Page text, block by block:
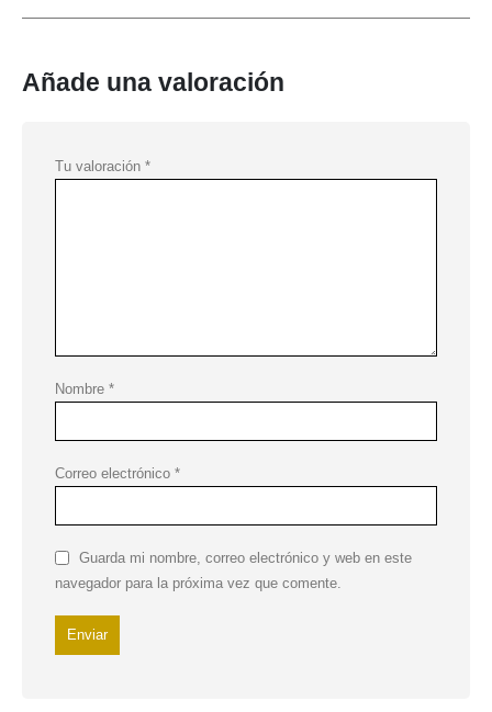
Añade una valoración
Tu valoración *
Nombre *
Correo electrónico *
Guarda mi nombre, correo electrónico y web en este
navegador para la próxima vez que comente.